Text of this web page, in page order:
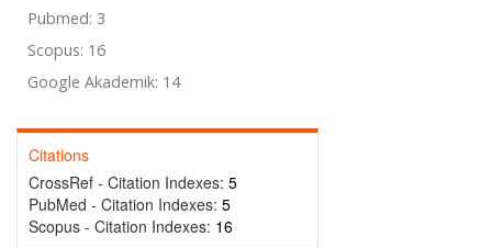
Pubmed: 3
Scopus: 16
Google Akademik: 14
Citations
CrossRef - Citation Indexes: 5
PubMed - Citation Indexes: 5
Scopus - Citation Indexes: 16